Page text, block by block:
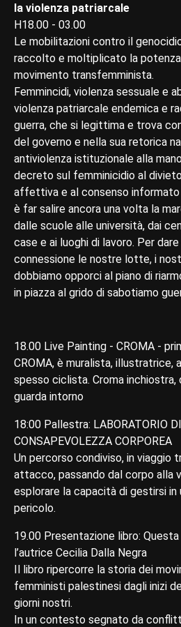
la violenza patriarcale
H18.00 - 03.00
Le mobilitazioni contro il
raccolto e moltiplicato la
movimento transfemminista.
Femmincidi, violenza sessuale e
violenza patriarcale endemica e
guerra, che si legittima e trova
del governo e nella sua retorica
antiviolenza istituzionale alla
decreto sul femminicidio al
affettiva e al consenso
è far salire ancora una volta la
dalle scuole alle università, dai
case e ai luoghi di lavoro. Per
connessione le nostre lotte, i
dobbiamo opporci al piano di
in piazza al grido di sabotiamo
18.00 Live Painting - CROMA -
CROMA, è muralista,
spesso ciclista. Croma inchiostra,
guarda intorno
18:00 Pallestra: LABORATORIO
CONSAPEVOLEZZA CORPOREA
Un percorso condiviso, in viaggio
attacco, passando dal corpo alla
esplorare la capacità di gestirsi in
pericolo.
19.00 Presentazione libro:
l’autrice Cecilia Dalla Negra
Il libro ripercorre la storia dei
femministi palestinesi dagli inizi
giorni nostri.
In un contesto segnato da